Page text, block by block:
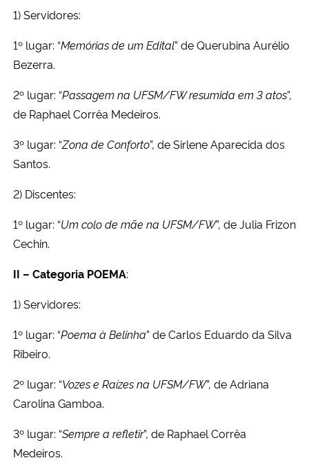
Secretaria de Governo
Gabinete de Segurança Institucional
Advocacia-Geral da União
Planalto
1) Servidores:
1º lugar: “Memórias de um Edital” de Querubina Aurélio
Bezerra.
2º lugar: “Passagem na UFSM/FW resumida em 3 atos”,
de Raphael Corrêa Medeiros.
3º lugar: “Zona de Conforto”, de Sirlene Aparecida dos
Santos.
2) Discentes:
1º lugar: “Um colo de mãe na UFSM/FW”, de Julia Frizon
Cechin.
II – Categoria POEMA:
1) Servidores:
1º lugar: “Poema à Belinha” de Carlos Eduardo da Silva
Ribeiro.
2º lugar: “Vozes e Raízes na UFSM/FW”, de Adriana
Carolina Gamboa.
3º lugar: “Sempre a refletir”, de Raphael Corrêa
Medeiros.